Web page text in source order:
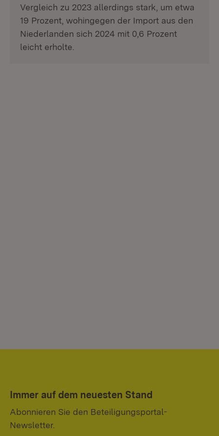
Vergleich zu 2023 allerdings stark, um etwa
19 Prozent, wohingegen der Import aus den
Niederlanden sich 2024 mit 0,6 Prozent
leicht erholte.
Immer auf dem neuesten Stand
Abonnieren Sie den Beteiligungsportal-
Newsletter.